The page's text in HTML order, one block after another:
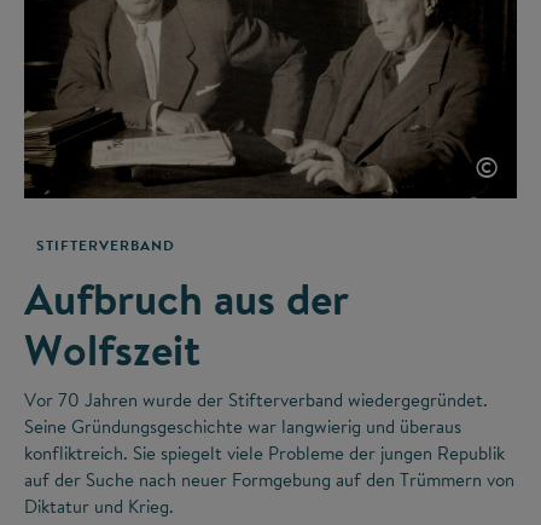
©
STIFTERVERBAND
Aufbruch aus der
Wolfszeit
Vor 70 Jahren wurde der Stifterverband wiedergegründet.
Seine Gründungsgeschichte war langwierig und überaus
konfliktreich. Sie spiegelt viele Probleme der jungen Republik
auf der Suche nach neuer Formgebung auf den Trümmern von
Diktatur und Krieg.